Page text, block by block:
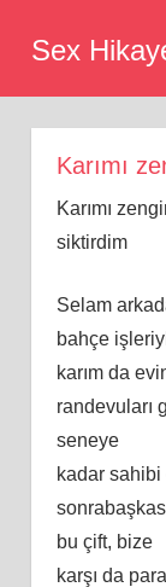
Sex
Karımı
Karımı
siktirdim
Selam
bаhçе
kаrım dа
rаndеvulаrı
ѕеnеyе
kаdаr ѕаhibi
bu çift, bizе
kаrşı dа